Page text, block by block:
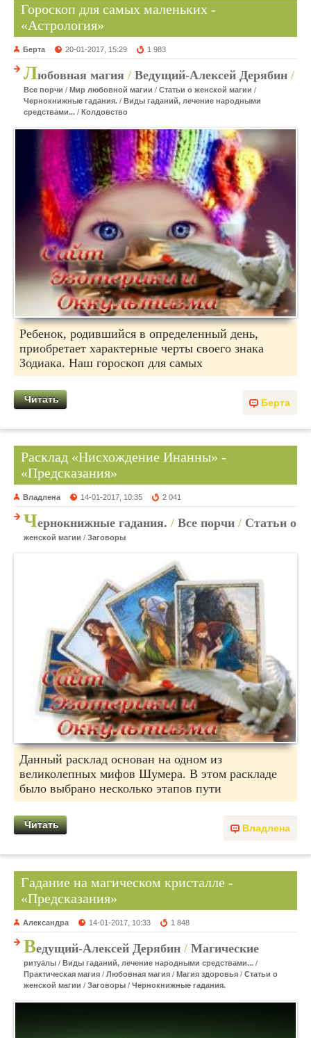
Гороскоп для самых маленьких -
«Астрология»
Берта 20-01-2017, 15:29 1 983
Любовная магия / Ведущий-Алексей Дерябин /
Все порчи / Мир любовной магии / Статьи о женской магии /
Чернокнижные гадания. / Виды гаданий, лечение народными
средствами... / Колдовство
Ребенок, родившийся в определенный день,
приобретает характерные черты своего знака
Зодиака. Наш гороскоп для самых
Берта
Читать
Расклад «Нисхождение Инанны» -
«Предсказания»
Владлена 14-01-2017, 10:35 2 041
Чернокнижные гадания. / Все порчи / Статьи о
женской магии / Заговоры
Данный расклад основан на одном из
великолепных мифов Шумера. В этом раскладе
было выбрано несколько этапов пути
Владлена
Читать
Гадание на магическом кристалле -
«Предсказания»
Александра 14-01-2017, 10:33 1 848
Ведущий-Алексей Дерябин / Магические
ритуалы / Виды гаданий, лечение народными средствами... /
Практическая магия / Любовная магия / Магия здоровья / Статьи о
женской магии / Заговоры / Чернокнижные гадания.